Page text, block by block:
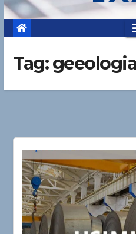
Tag:geeologia